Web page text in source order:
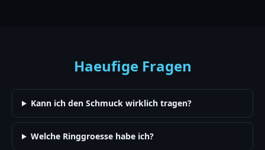
Haeufige Fragen
Kann ich den Schmuck wirklich tragen?
Welche Ringgroesse habe ich?